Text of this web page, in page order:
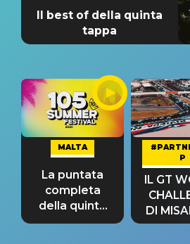
Il best of della quinta
tappa
MALTA
La puntata
completa
della quinta
tappa
P
IL GT
DI